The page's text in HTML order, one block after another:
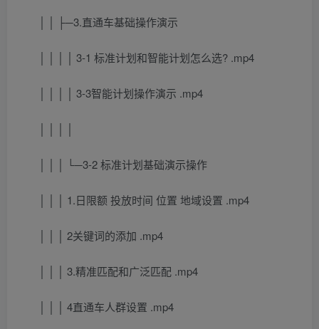
│ │ ├─3.直通车基础操作演示
│ │ │ │ 3-1 标准计划和智能计划怎么选? .mp4
│ │ │ │ 3-3智能计划操作演示 .mp4
│ │ │ └─3-2 标准计划基础演示操作
│ │ │ 1.日限额 投放时间 位置 地域设置 .mp4
│ │ │ 2关键词的添加 .mp4
│ │ │ 3.精准匹配和广泛匹配 .mp4
│ │ │ 4直通车人群设置 .mp4